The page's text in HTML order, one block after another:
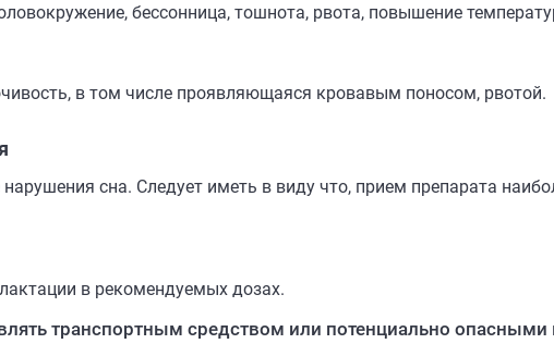
бессонница, тошнота, рвота, повышение
в том числе проявляющаяся кровавым поносом, рвотой.
сна. Следует иметь в виду что, прием препарата
в рекомендуемых дозах.
транспортным средством или потенциально